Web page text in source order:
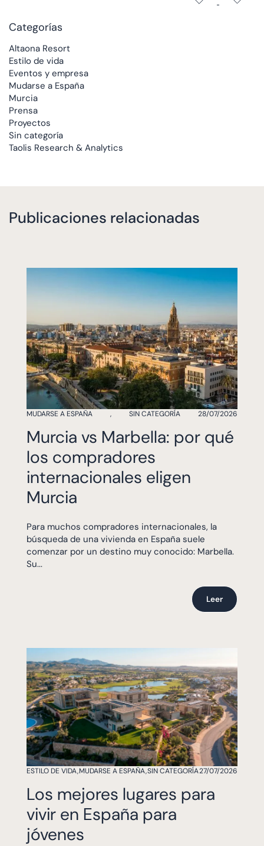
Categorías
Altaona Resort
Estilo de vida
Eventos y empresa
Mudarse a España
Murcia
Prensa
Proyectos
Sin categoría
Taolis Research & Analytics
Publicaciones relacionadas
MUDARSE A ESPAÑA , SIN CATEGORÍA 28/07/2026
Murcia vs Marbella: por qué
los compradores
internacionales eligen
Murcia
Para muchos compradores internacionales, la
búsqueda de una vivienda en España suele
comenzar por un destino muy conocido: Marbella.
Su...
Leer
ESTILO DE VIDA,MUDARSE A ESPAÑA,SIN CATEGORÍA27/07/2026
Los mejores lugares para
vivir en España para
jóvenes